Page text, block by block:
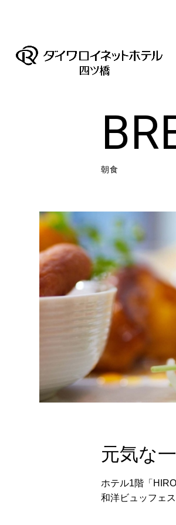
朝食
元気な
ホテル1階「
和洋ビュッフェ